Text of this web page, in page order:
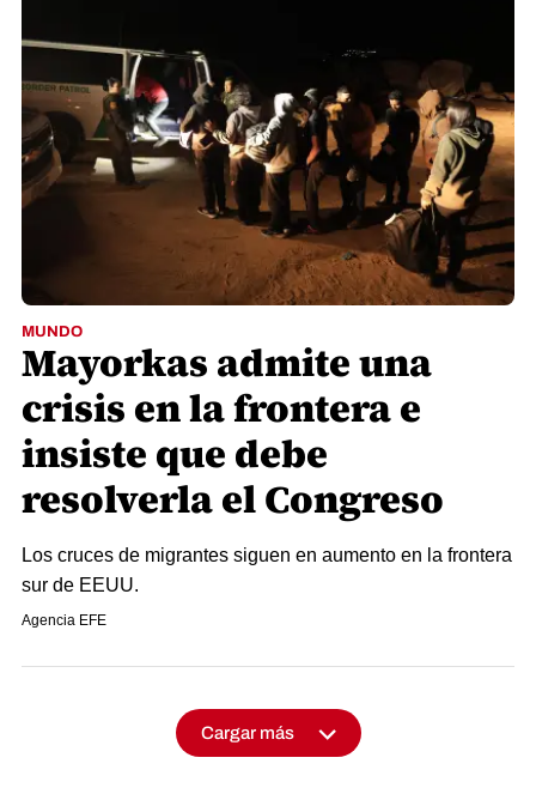
MUNDO
Mayorkas admite una
crisis en la frontera e
insiste que debe
resolverla el Congreso
Los cruces de migrantes siguen en aumento en la frontera
sur de EEUU.
Agencia EFE
Cargar más